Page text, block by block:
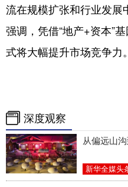
流在规模扩张和行业发
强调，凭借“地产+资本”
式将大幅提升市场竞争力
深度观察
从偏远山
新华全媒头